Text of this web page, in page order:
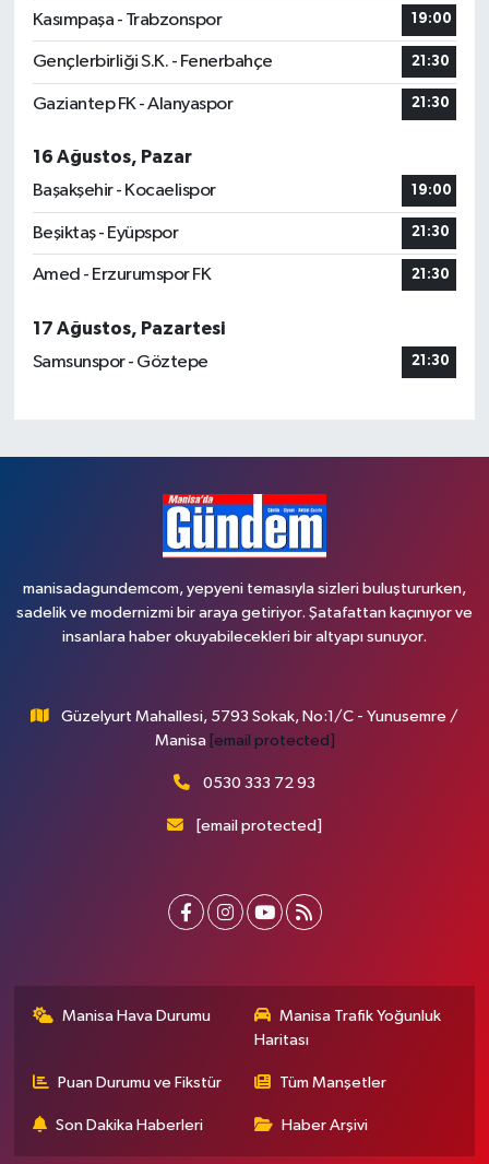
Kasımpaşa - Trabzonspor 19:00
Gençlerbirliği S.K. - Fenerbahçe 21:30
Gaziantep FK - Alanyaspor 21:30
16 Ağustos, Pazar
Başakşehir - Kocaelispor
19:00
Beşiktaş - Eyüpspor 21:30
Amed - Erzurumspor FK 21:30
17 Ağustos, Pazartesi
Samsunspor - Göztepe
21:30
manisadagundemcom, yepyeni temasıyla sizleri buluştururken,
sadelik ve modernizmi bir araya getiriyor. Şatafattan kaçınıyor ve
insanlara haber okuyabilecekleri bir altyapı sunuyor.
Güzelyurt Mahallesi, 5793 Sokak, No:1/C - Yunusemre /
Manisa [email protected]
0530 333 72 93
[email protected]
Manisa Hava Durumu
Manisa Trafik Yoğunluk
Haritası
Puan Durumu ve Fikstür Tüm Manşetler
Son Dakika Haberleri Haber Arşivi